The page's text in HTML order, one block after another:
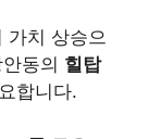
가치 상승으
동의 힐탑
합니다.